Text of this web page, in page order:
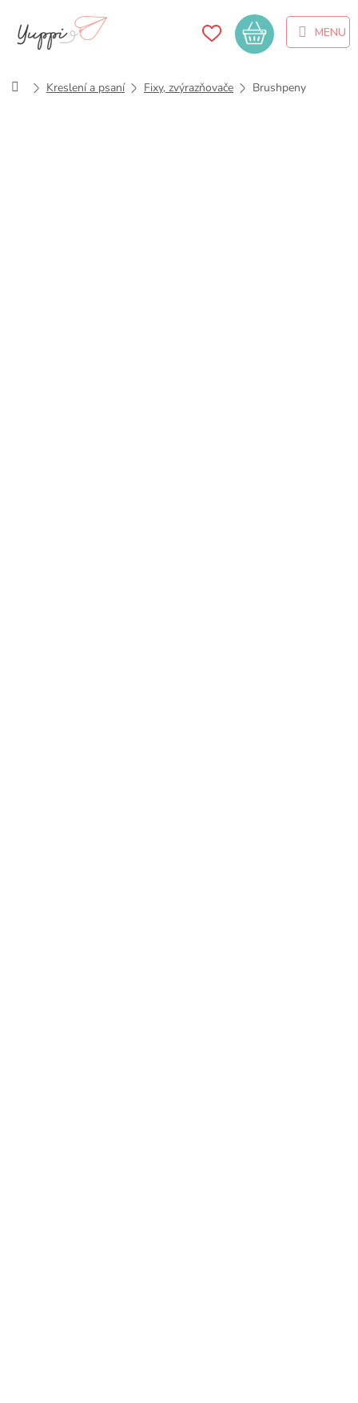
obsah
Nákupní
košík
DomůKreslení a psaní Fixy, zvýrazňovače Brushpeny